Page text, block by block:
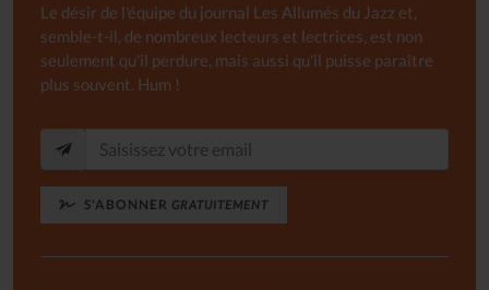
Le désir de l'équipe du journal Les Allumés du Jazz et,
semble-t-il, de nombreux lecteurs et lectrices, est non
seulement qu'il perdure, mais aussi qu'il puisse paraître
plus souvent. Hum !
S'ABONNER GRATUITEMENT